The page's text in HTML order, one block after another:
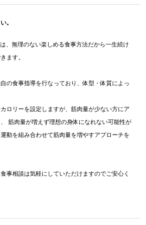
。
、無理のない楽しめる食事方法だから一生続け
ます。
の食事指導を行なっており、体型・体質によっ
ロリーを設定しますが、筋肉量が少ない方にア
筋肉量が増えず理想の身体になれない可能性が
動を組み合わせて筋肉量を増やすアプローチを
事相談は気軽にしていただけますのでご安心く